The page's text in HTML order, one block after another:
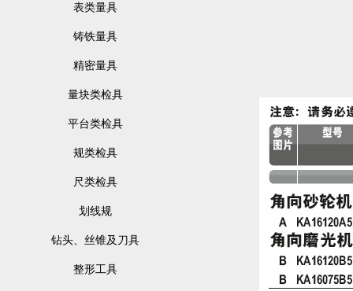
表类量具
铸铁量具
精密量具
量块类检具
平台类检具
规类检具
尺类检具
划线规
钻头、丝锥及刀具
整形工具